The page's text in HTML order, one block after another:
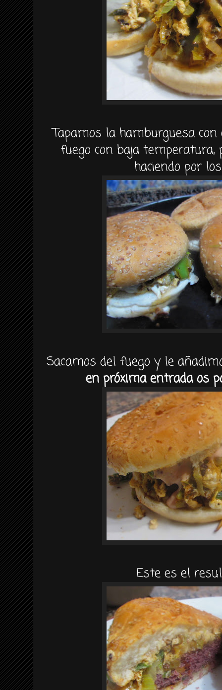
Tapamos la hamburguesa
fuego con baja
haciendo por
Sacamos del fuego y le
en próxima entrada os
Este es el